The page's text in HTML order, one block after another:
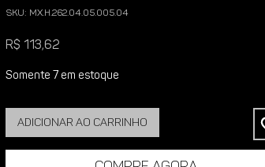
SKU: MX.H.262.04.05.005.04
R$ 113,62
Somente 7 em estoque
Adicionar ao carrinho